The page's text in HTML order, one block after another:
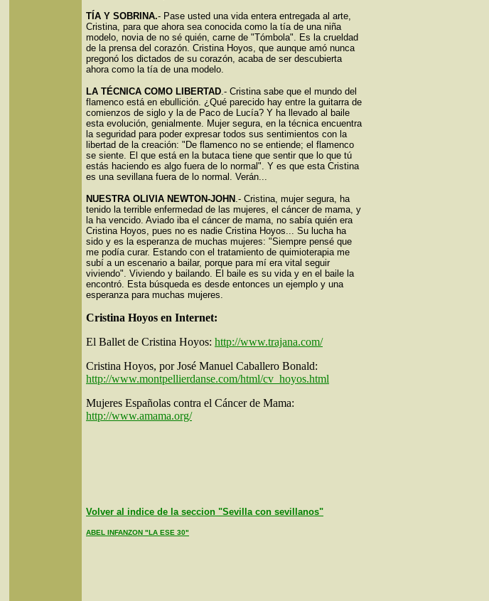
TÍA Y SOBRINA.- Pase usted una vida entera entregada al arte,
Cristina, para que ahora sea conocida como la tía de una niña
modelo, novia de no sé quién, carne de "Tómbola". Es la crueldad
de la prensa del corazón. Cristina Hoyos, que aunque amó nunca
pregonó los dictados de su corazón, acaba de ser descubierta
ahora como la tía de una modelo.
LA TÉCNICA COMO LIBERTAD.- Cristina sabe que el mundo del
flamenco está en ebullición. ¿Qué parecido hay entre la guitarra de
comienzos de siglo y la de Paco de Lucía? Y ha llevado al baile
esta evolución, genialmente. Mujer segura, en la técnica encuentra
la seguridad para poder expresar todos sus sentimientos con la
libertad de la creación: "De flamenco no se entiende; el flamenco
se siente. El que está en la butaca tiene que sentir que lo que tú
estás haciendo es algo fuera de lo normal". Y es que esta Cristina
es una sevillana fuera de lo normal. Verán...
NUESTRA OLIVIA NEWTON-JOHN .- Cristina, mujer segura, ha
tenido la terrible enfermedad de las mujeres, el cáncer de mama, y
la ha vencido. Aviado iba el cáncer de mama, no sabía quién era
Cristina Hoyos, pues no es nadie Cristina Hoyos... Su lucha ha
sido y es la esperanza de muchas mujeres: "Siempre pensé que
me podía curar. Estando con el tratamiento de quimioterapia me
subí a un escenario a bailar, porque para mí era vital seguir
viviendo". Viviendo y bailando. El baile es su vida y en el baile la
encontró. Esta búsqueda es desde entonces un ejemplo y una
esperanza para muchas mujeres.
Cristina Hoyos en Internet:
El Ballet de Cristina Hoyos: http://www.trajana.com/
Cristina Hoyos, por José Manuel Caballero Bonald:
http://www.montpellierdanse.com/html/cv_hoyos.html
Mujeres Españolas contra el Cáncer de Mama:
http://www.amama.org/
Volver al indice de la seccion "Sevilla con sevillanos"
ABEL INFANZON "LA ESE 30"